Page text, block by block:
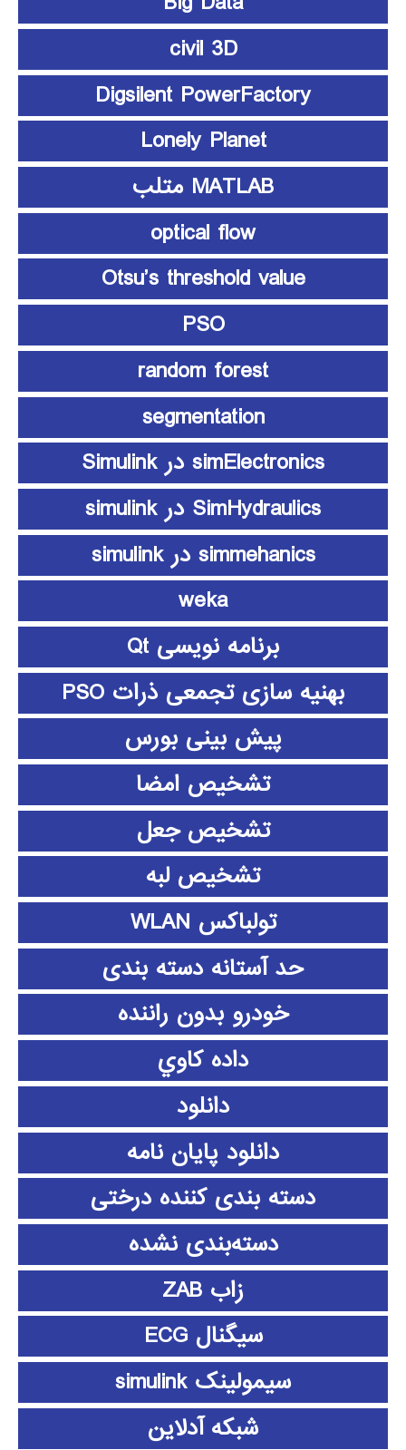
civil 3D
Digsilent PowerFactory
Lonely Planet
MATLAB متلب
optical flow
Otsu’s threshold value
PSO
random forest
segmentation
simElectronics در Simulink
SimHydraulics در simulink
simmehanics در simulink
weka
برنامه نویسی Qt
بهنیه سازی تجمعی ذرات PSO
پیش بینی بورس
تشخیص امضا
تشخیص جعل
تشخیص لبه
تولباکس WLAN
حد آستانه دسته بندی
خودرو بدون راننده
داده كاوي
دانلود
دانلود پايان نامه
دسته بندی کننده درختی
دسته‌بندی نشده
زاب ZAB
سیگنال ECG
سیمولینک simulink
شبکه آدلاین